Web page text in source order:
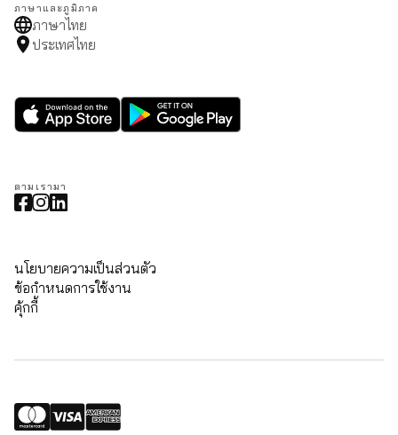
ภาษาและภูมิภาค
ภาษาไทย
ประเทศไทย
ตามเรามา
นโยบายความเป็นส่วนตัว
ข้อกำหนดการใช้งาน
คุ้กกี้